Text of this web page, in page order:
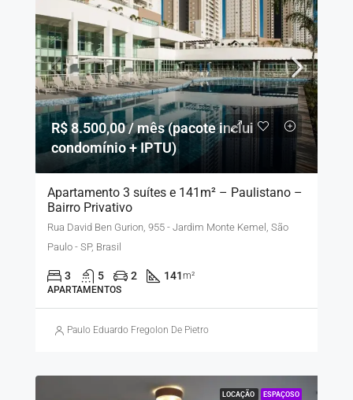
R$ 8.500,00 / mês (pacote inclui
condomínio + IPTU)
Apartamento 3 suítes e 141m² – Paulistano –
Bairro Privativo
Rua David Ben Gurion, 955 - Jardim Monte Kemel, São
Paulo - SP, Brasil
3 5 2 141m²
APARTAMENTOS
Paulo Eduardo Fregolon De Pietro
LOCAÇÃO ESPAÇOSO